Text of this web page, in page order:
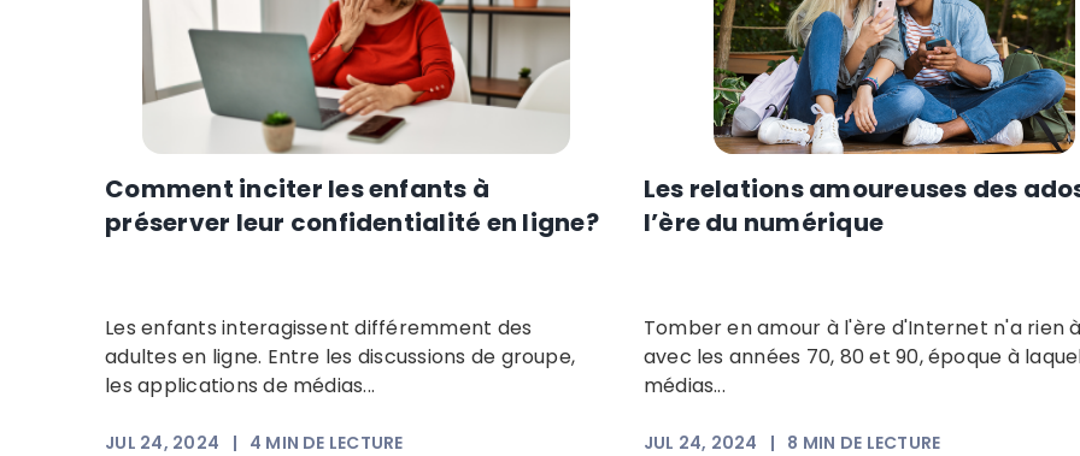
Comment inciter les enfants à
préserver leur confidentialité en ligne?
Les enfants interagissent différemment des
adultes en ligne. Entre les discussions de groupe,
les applications de médias...
JUL 24, 2024 | 4 MIN DE LECTURE
Les relations amoureuses des
l’ère du numérique
Tomber en amour à l'ère d'Internet n'a rien
avec les années 70, 80 et 90, époque à
médias...
JUL 24, 2024 | 8 MIN DE LECTURE